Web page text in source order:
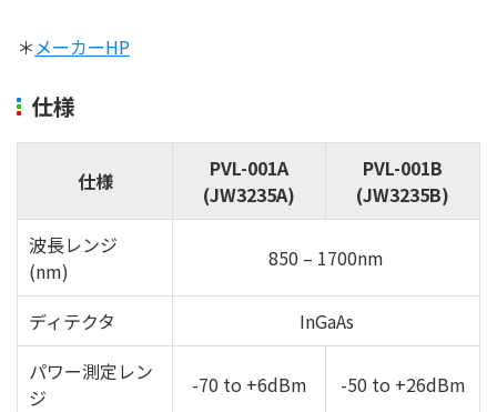
＊ メーカーHP
仕様
仕様
PVL-001A
(JW3235A)
PVL-001B
(JW3235B)
波長レンジ
(nm)
850 – 1700nm
ディテクタ
InGaAs
パワー測定レン
ジ
-70 to +6dBm -50 to +26dBm